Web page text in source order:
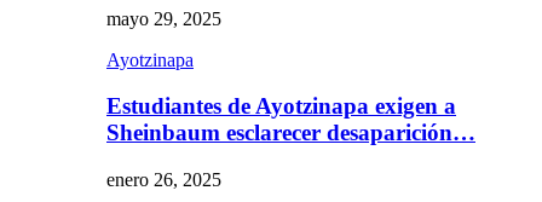
mayo 29, 2025
Ayotzinapa
Estudiantes de Ayotzinapa exigen a
Sheinbaum esclarecer desaparición…
enero 26, 2025